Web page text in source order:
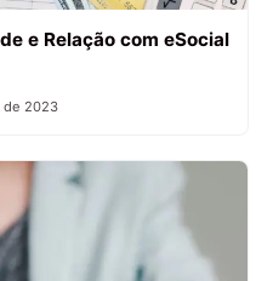
e Relação com eSocial
de 2023